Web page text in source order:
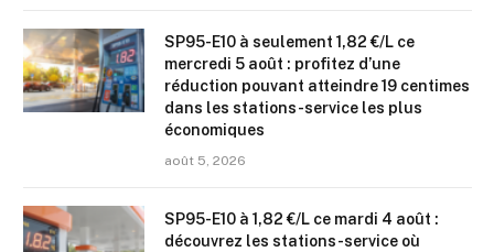
SP95-E10 à seulement 1,82 €/L ce
mercredi 5 août : profitez d’une
réduction pouvant atteindre 19 centimes
dans les stations-service les plus
économiques
août 5, 2026
SP95-E10 à 1,82 €/L ce mardi 4 août :
découvrez les stations-service où